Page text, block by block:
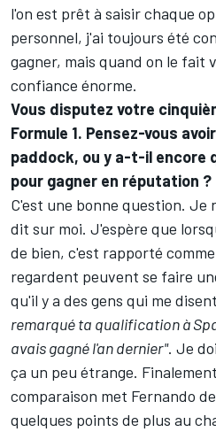
l'on est prêt à saisir chaque
personnel, j'ai toujours été
gagner, mais quand on le fait
confiance énorme.
Vous disputez votre
Formule 1. Pensez-vous
paddock, ou y a-t-il encore
pour gagner en réputation ?
C'est une bonne question. Je
dit sur moi. J'espère que
de bien, c'est rapporté
regardent peuvent se faire
qu'il y a des gens qui me
remarqué ta qualification à
avais gagné l'an dernier". Je
ça un peu étrange.
comparaison met Fernando
quelques points de plus au